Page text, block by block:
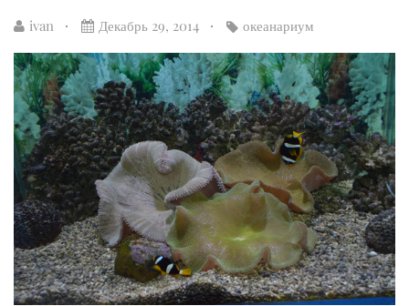
ivan Декабрь 29, 2014 океанариум